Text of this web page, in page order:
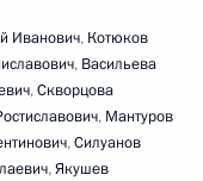
Иванович, Котюков
, Васильева
,Скворцова
, Мантуров
,Силуанов
,Якушев